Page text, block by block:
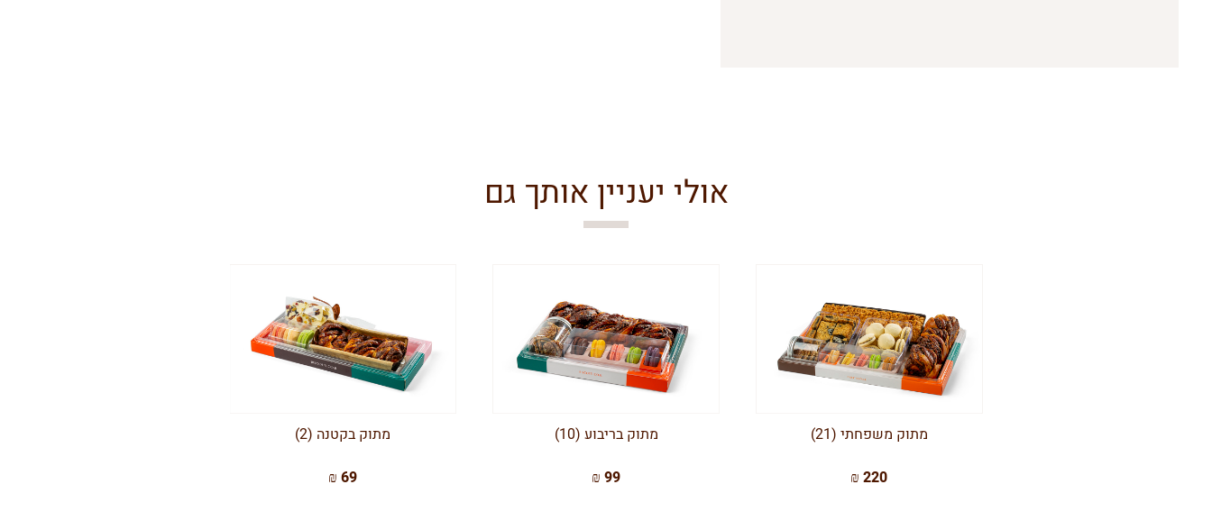
אולי יעניין אותך גם
מתוק משפחתי (21)
220 ₪
מתוק בריבוע (10)
99 ₪
מתוק בקטנה (2)
69 ₪